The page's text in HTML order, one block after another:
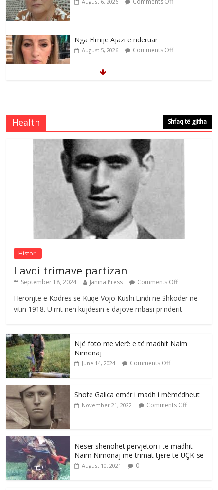
August 6, 2026
Nga Elmije Ajazi e nderuar
August 5, 2026 Comments Off
Comments Off
Çlirimtari Mentor Mushkolaj nderohet
me mirenjohje nga Xhevdet Qeriqi Dega
e invalidëve në Fushë Kosovë
August 4, 2026 Comments Off
Sulm , pse të dua ty
August 8, 2026 Comments Off
Health Shfaq të gjitha
Histori
Lavdi trimave partizan
September 18, 2024 Janina Press Comments Off
Heronjtë e Kodrës së Kuqe Vojo Kushi.Lindi në Shkodër në
vitin 1918. U rrit nën kujdesin e dajove mbasi prindërit
Një foto me vlerë e të madhit Naim
Nimonaj
June 14, 2024 Comments Off
Shote Galica emër i madh i mëmëdheut
November 21, 2022 Comments Off
Nesër shënohet përvjetori i të madhit
Naim Nimonaj me trimat tjerë të UÇK-së
August 10, 2021 0